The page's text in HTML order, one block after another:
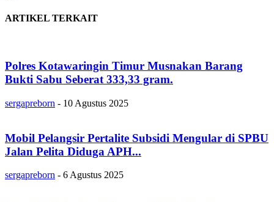
ARTIKEL TERKAIT
Polres Kotawaringin Timur Musnakan Barang
Bukti Sabu Seberat 333,33 gram.
sergapreborn - 10 Agustus 2025
Mobil Pelangsir Pertalite Subsidi Mengular di SPBU
Jalan Pelita Diduga APH...
sergapreborn - 6 Agustus 2025